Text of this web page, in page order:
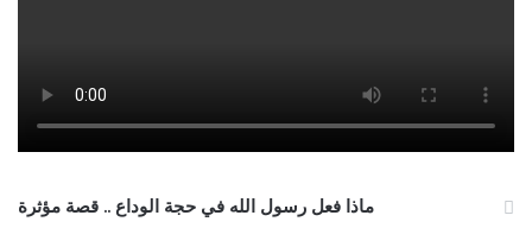
ماذا فعل رسول الله في حجة الوداع .. قصة مؤثرة